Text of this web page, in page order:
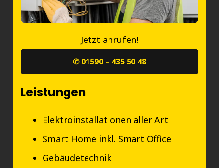
Jetzt anrufen!
✆ 01590 – 435 50 48
Leistungen
Elektroinstallationen aller Art
Smart Home inkl. Smart Office
Gebäudetechnik